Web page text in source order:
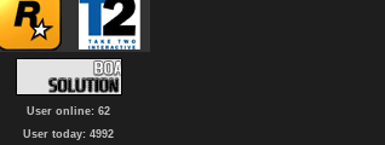
User online: 62
User today: 4992